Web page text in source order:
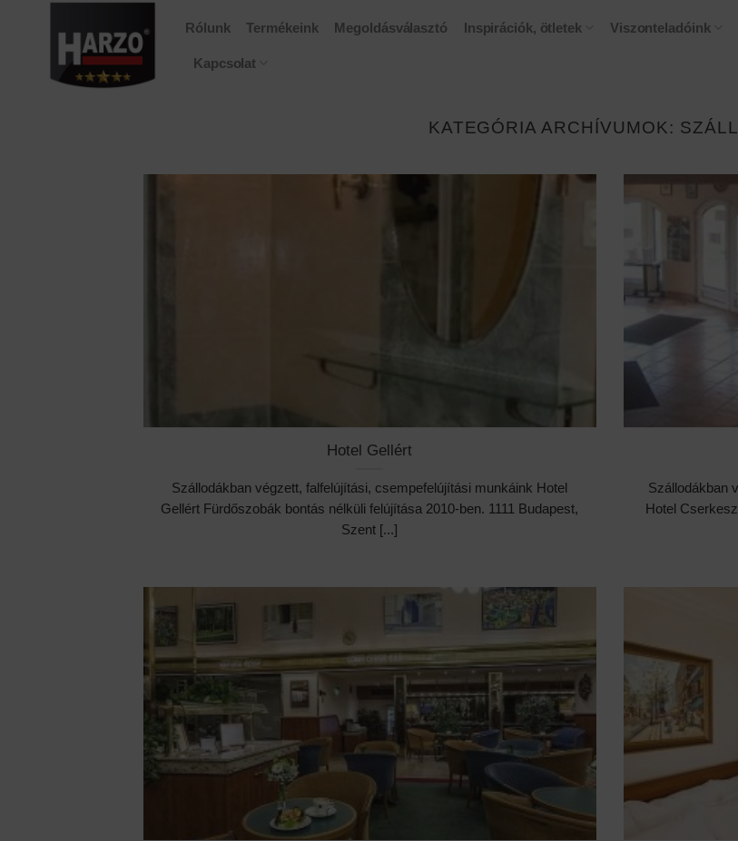
Rólunk Termékeink Megoldásválasztó Inspirációk, ötletek Viszonteladóink
Kapcsolat
KATEGÓRIA ARCHÍVUMOK:
Hotel Gellért
Szállodákban végzett, falfelújítási, csempefelújítási munkáink Hotel
Gellért Fürdőszobák bontás nélküli felújítása 2010-ben. 1111 Budapest,
Szent [...]
Szállodákban
Hotel